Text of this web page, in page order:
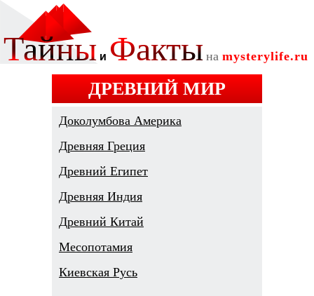
ДРЕВНИЙ МИР
Доколумбова Америка
Древняя Греция
Древний Египет
Древняя Индия
Древний Китай
Месопотамия
Киевская Русь